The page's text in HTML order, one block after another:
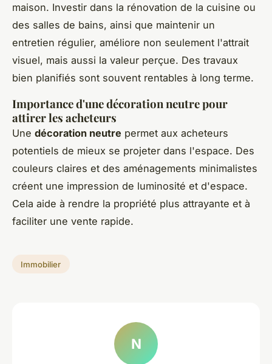
maison. Investir dans la rénovation de la cuisine ou
des salles de bains, ainsi que maintenir un
entretien régulier, améliore non seulement l'attrait
visuel, mais aussi la valeur perçue. Des travaux
bien planifiés sont souvent rentables à long terme.
Importance d'une décoration neutre pour
attirer les acheteurs
Une décoration neutre permet aux acheteurs
potentiels de mieux se projeter dans l'espace. Des
couleurs claires et des aménagements minimalistes
créent une impression de luminosité et d'espace.
Cela aide à rendre la propriété plus attrayante et à
faciliter une vente rapide.
Immobilier
N